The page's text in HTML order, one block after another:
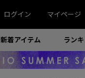
ログイン マイページ
新着アイテム ラン